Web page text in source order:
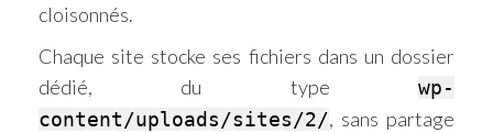
cloisonnés.
Chaque site stocke ses fichiers dans un dossier
dédié, du type wp-
content/uploads/sites/2/, sans partage